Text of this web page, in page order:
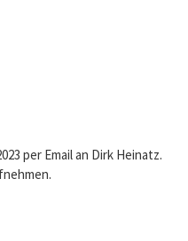
per Email an Dirk Heinatz.